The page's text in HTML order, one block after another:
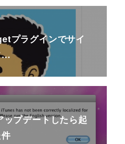
プラグインでサイ
…
プデートしたら起